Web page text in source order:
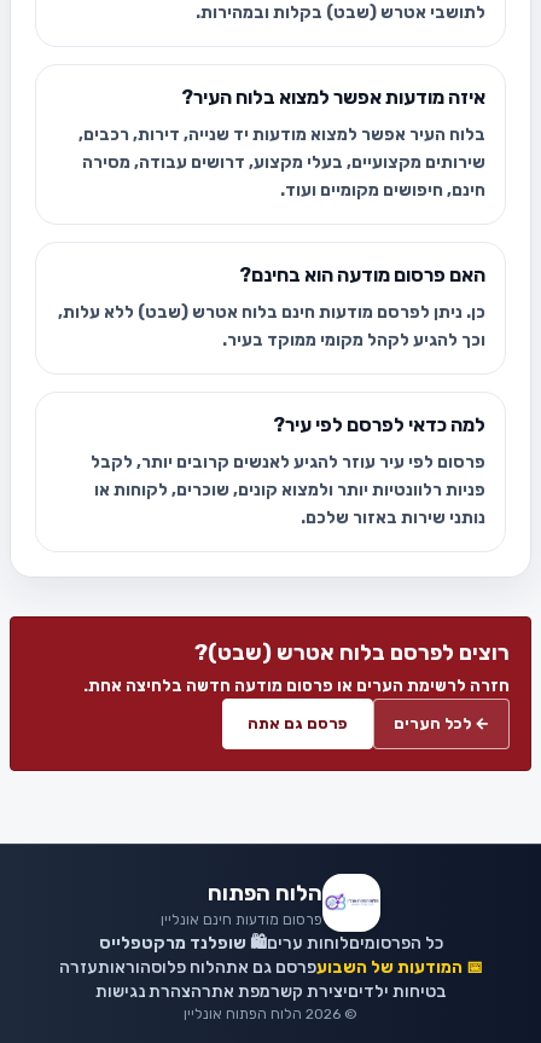
לתושבי אטרש (שבט) בקלות ובמהירות.
איזה מודעות אפשר למצוא בלוח העיר?
בלוח העיר אפשר למצוא מודעות יד שנייה, דירות, רכבים,
שירותים מקצועיים, בעלי מקצוע, דרושים עבודה, מסירה
חינם, חיפושים מקומיים ועוד.
האם פרסום מודעה הוא בחינם?
כן. ניתן לפרסם מודעות חינם בלוח אטרש (שבט) ללא עלות,
וכך להגיע לקהל מקומי ממוקד בעיר.
למה כדאי לפרסם לפי עיר?
פרסום לפי עיר עוזר להגיע לאנשים קרובים יותר, לקבל
פניות רלוונטיות יותר ולמצוא קונים, שוכרים, לקוחות או
נותני שירות באזור שלכם.
רוצים לפרסם בלוח אטרש (שבט)?
חזרה לרשימת הערים או פרסום מודעה חדשה בלחיצה אחת.
← לכל הערים פרסם גם אתה
הלוח הפתוח
פרסום מודעות חינם אונליין
כל הפרסומיםלוחות ערים🛍️ שופלנד מרקטפלייס
📅 המודעות של השבועפרסם גם אתהלוח פלוסהוראותעזרה
בטיחות ילדיםיצירת קשרמפת אתרהצהרת נגישות
© 2026 הלוח הפתוח אונליין